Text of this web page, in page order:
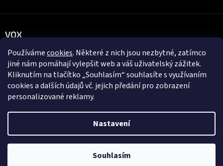
Používámecookies. Některé z nich jsou nezbytné, zatímco
jiné nám pomáhají vylepšit web a váš uživatelský zážitek.
Kliknutím na tlačítko „Souhlasím“ souhlasíte s využívaním
cookies a dalších údajů vč. jejich předání pro zobrazení
personalizované reklamy.
Nastavení
Souhlasím
VOX